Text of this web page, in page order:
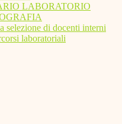
LABORATORIO
selezione di docenti interni
laboratoriali